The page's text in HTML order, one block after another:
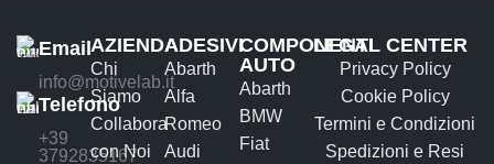
Email
info@motivelab.it
Telefono
+39
3792835167
AZIENDA
Chi
Siamo
Collabora
con Noi
ADESIVI
Abarth
Alfa
Romeo
Audi
COMPONENTI
AUTO
Abarth
BMW
Fiat
LEGAL CENTER
Privacy Policy
Cookie Policy
Termini e Condizioni
Spedizioni e Resi